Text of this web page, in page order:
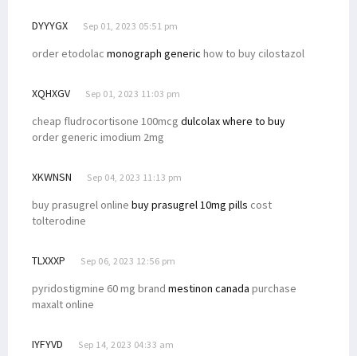
DYYYGX Sep 01, 2023 05:51 pm
order etodolac monograph generic how to buy cilostazol
XQHXGV Sep 01, 2023 11:03 pm
cheap fludrocortisone 100mcg dulcolax where to buy
order generic imodium 2mg
XKWNSN Sep 04, 2023 11:13 pm
buy prasugrel online buy prasugrel 10mg pills cost
tolterodine
TLXXXP Sep 06, 2023 12:56 pm
pyridostigmine 60 mg brand mestinon canada purchase
maxalt online
IYFYVD Sep 14, 2023 04:33 am